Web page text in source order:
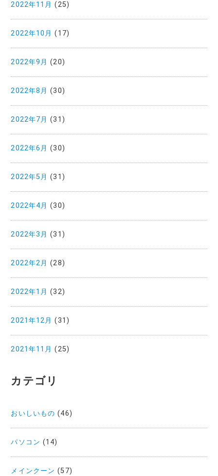
2022年11月 (25)
2022年10月 (17)
2022年9月 (20)
2022年8月 (30)
2022年7月 (31)
2022年6月 (30)
2022年5月 (31)
2022年4月 (30)
2022年3月 (31)
2022年2月 (28)
2022年1月 (32)
2021年12月 (31)
2021年11月 (25)
カテゴリ
おいしいもの (46)
パソコン (14)
メインクーン (57)